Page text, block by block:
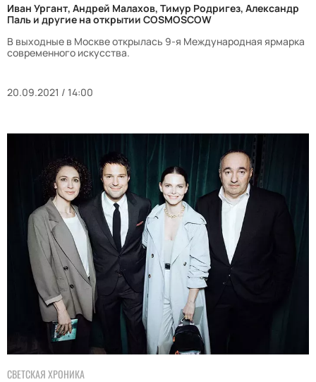
Иван Ургант, Андрей Малахов, Тимур Родригез, Александр
Паль и другие на открытии COSMOSCOW
В выходные в Москве открылась 9-я Международная ярмарка
современного искусства.
20.09.2021 / 14:00
СВЕТСКАЯ ХРОНИКА